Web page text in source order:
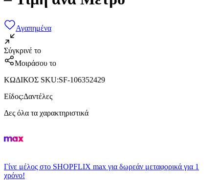
Αγαπημένα
Σύγκρινέ το
Μοιράσου το
ΚΩΔΙΚΟΣ SKU:SF-106352429
Είδος:Δαντέλες
Δες όλα τα χαρακτηριστικά
Γίνε μέλος στο SHOPFLIX max για δωρεάν μεταφορικά για 1
χρόνο!